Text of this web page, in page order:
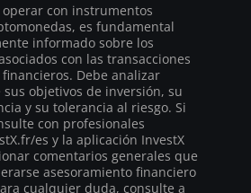
con instrumentos
es fundamental
informado sobre los
con las transacciones
Debe analizar
objetivos de inversión, su
y su tolerancia al riesgo. Si
con profesionales
es y la aplicación InvestX
comentarios generales que
asesoramiento financiero
cualquier duda, consulte a